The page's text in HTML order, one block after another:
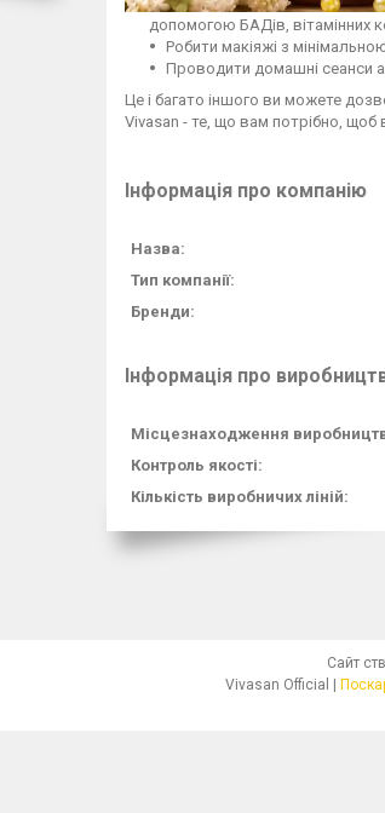
допомогою БАДів, вітамінних
Робити макіяжі з
Проводити домашні сеанси
Це і багато іншого ви можете
Vivasan - те, що вам потрібно, щоб
Інформація про компанію
Назва:
Тип компанії:
Бренди:
Інформація про
Місцезнаходження
Контроль якості:
Кількість виробничих ліній:
Сайт